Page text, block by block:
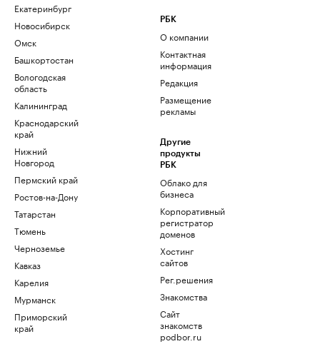
Екатеринбург
Новосибирск
Омск
Башкортостан
Вологодская
область
Калининград
Краснодарский
край
Нижний
Новгород
Пермский край
Ростов-на-Дону
Татарстан
Тюмень
Черноземье
Кавказ
Карелия
Мурманск
Приморский
край
РБК
О компании
Контактная
информация
Редакция
Размещение
рекламы
Другие
продукты
РБК
Облако для
бизнеса
Корпоративный
регистратор
доменов
Хостинг
сайтов
Рег.решения
Знакомства
Сайт
знакомств
podbor.ru